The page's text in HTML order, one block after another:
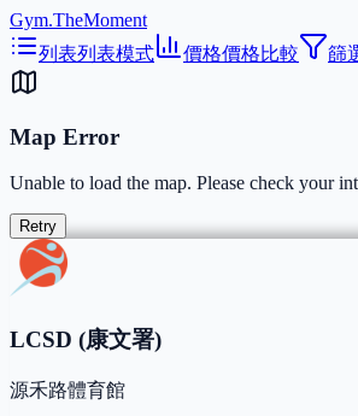
Gym.TheMoment
列表列表模式 價格價格比較 篩
Map Error
Unable to load the map. Please check your
Retry
LCSD (康文署)
源禾路體育館